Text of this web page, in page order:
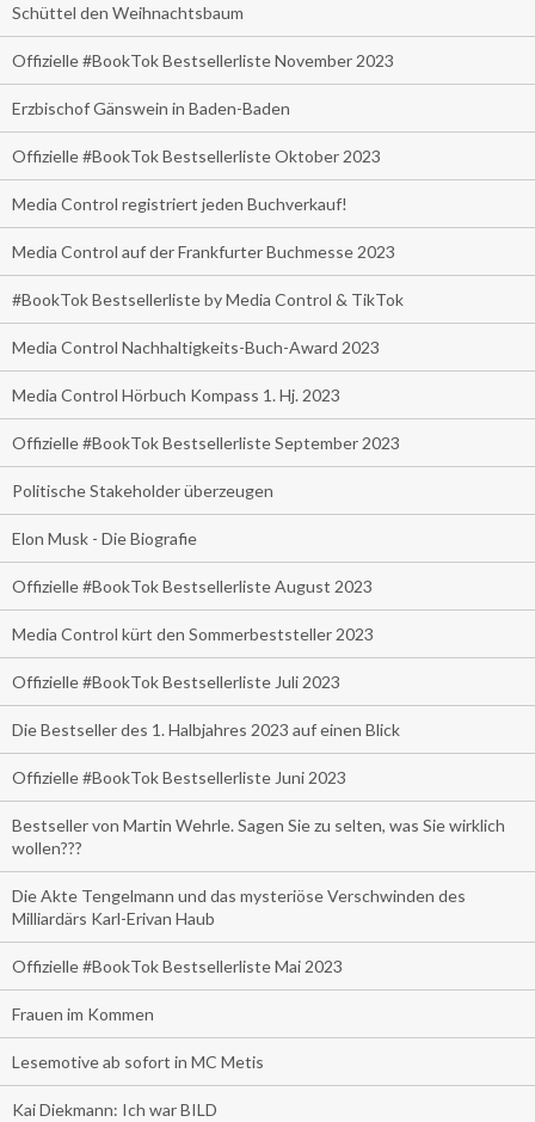
Schüttel den Weihnachtsbaum
Offizielle #BookTok Bestsellerliste November 2023
Erzbischof Gänswein in Baden-Baden
Offizielle #BookTok Bestsellerliste Oktober 2023
Media Control registriert jeden Buchverkauf!
Media Control auf der Frankfurter Buchmesse 2023
#BookTok Bestsellerliste by Media Control & TikTok
Media Control Nachhaltigkeits-Buch-Award 2023
Media Control Hörbuch Kompass 1. Hj. 2023
Offizielle #BookTok Bestsellerliste September 2023
Politische Stakeholder überzeugen
Elon Musk - Die Biografie
Offizielle #BookTok Bestsellerliste August 2023
Media Control kürt den Sommerbeststeller 2023
Offizielle #BookTok Bestsellerliste Juli 2023
Die Bestseller des 1. Halbjahres 2023 auf einen Blick
Offizielle #BookTok Bestsellerliste Juni 2023
Bestseller von Martin Wehrle. Sagen Sie zu selten, was Sie wirklich
wollen???
Die Akte Tengelmann und das mysteriöse Verschwinden des
Milliardärs Karl-Erivan Haub
Offizielle #BookTok Bestsellerliste Mai 2023
Frauen im Kommen
Lesemotive ab sofort in MC Metis
Kai Diekmann: Ich war BILD